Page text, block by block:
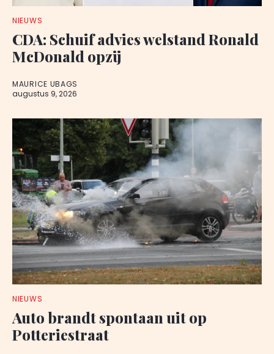
NIEUWS
CDA: Schuif advies welstand Ronald
McDonald opzij
MAURICE UBAGS
augustus 9, 2026
NIEUWS
Auto brandt spontaan uit op
Potteriestraat